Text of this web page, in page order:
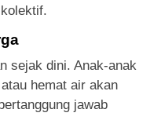
sejak dini. Anak-anak
hemat air akan
jawab